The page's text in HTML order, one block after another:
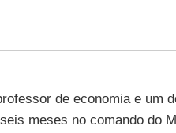
de economia e um
meses no comando do